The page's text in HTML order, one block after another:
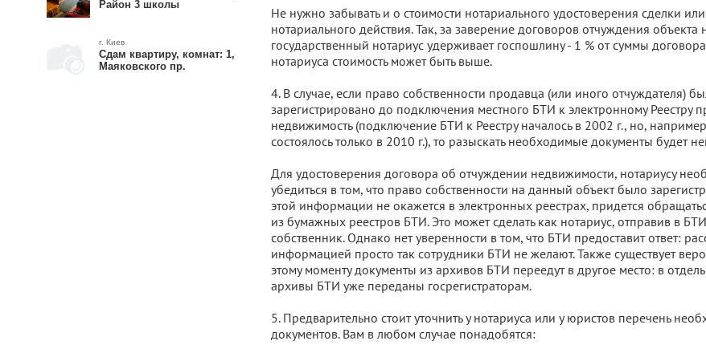
Район 3 школы
г. Киев
Сдам квартиру, комнат: 1,
Маяковского пр.
Не нужно забывать и о стоимости нотариального удостоверения сделки
нотариального действия. Так, за заверение договоров отчуждения
государственный нотариус удерживает госпошлину - 1 % от суммы
нотариуса стоимость может быть выше.
4. В случае, если право собственности продавца (или иного отчуждателя)
зарегистрировано до подключения местного БТИ к электронному Реестру
недвижимость (подключение БТИ к Реестру началось в 2002 г., но,
состоялось только в 2010 г.), то разыскать необходимые документы будет
Для удостоверения договора об отчуждении недвижимости, нотариусу
убедиться в том, что право собственности на данный объект было
этой информации не окажется в электронных реестрах, придется
из бумажных реестров БТИ. Это может сделать как нотариус, отправив в
собственник. Однако нет уверенности в том, что БТИ предоставит ответ:
информацией просто так сотрудники БТИ не желают. Также существует
этому моменту документы из архивов БТИ переедут в другое место: в
архивы БТИ уже переданы госрегистраторам.
5. Предварительно стоит уточнить у нотариуса или у юристов перечень
документов. Вам в любом случае понадобятся: